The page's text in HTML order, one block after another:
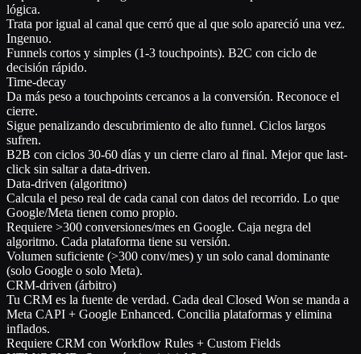
lógica.
Trata por igual al canal que cerró que al que solo apareció una vez.
Ingenuo.
Funnels cortos y simples (1-3 touchpoints). B2C con ciclo de
decisión rápido.
Time-decay
Da más peso a touchpoints cercanos a la conversión. Reconoce el
cierre.
Sigue penalizando descubrimiento de alto funnel. Ciclos largos
sufren.
B2B con ciclos 30-60 días y un cierre claro al final. Mejor que last-
click sin saltar a data-driven.
Data-driven (algoritmo)
Calcula el peso real de cada canal con datos del recorrido. Lo que
Google/Meta tienen como propio.
Requiere >300 conversiones/mes en Google. Caja negra del
algoritmo. Cada plataforma tiene su versión.
Volumen suficiente (>300 conv/mes) y un solo canal dominante
(solo Google o solo Meta).
CRM-driven (árbitro)
Tu CRM es la fuente de verdad. Cada deal Closed Won se manda a
Meta CAPI + Google Enhanced. Concilia plataformas y elimina
inflados.
Requiere CRM con Workflow Rules + Custom Fields